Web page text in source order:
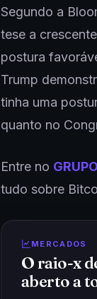
Segundo a
tese a
postura
Trump
tinha uma
quanto no
Entre no
tudo sobre
MERCADOS
O raio-x
aberto a